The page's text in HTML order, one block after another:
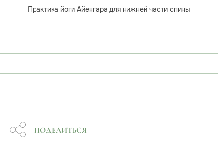
Практика йоги Айенгара для нижней части спины
ПОДЕЛИТЬСЯ